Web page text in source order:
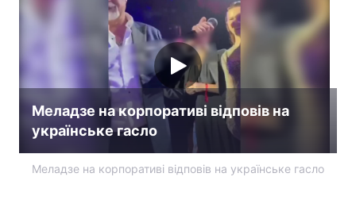
Меладзе на корпоративі відповів на
українське гасло
Меладзе на корпоративі відповів на українське гасло